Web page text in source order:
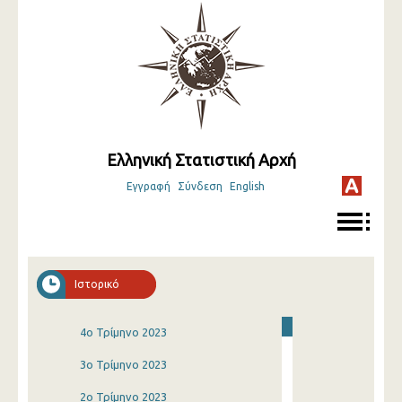
Ελληνική Στατιστική Αρχή
Εγγραφή Σύνδεση English
Ιστορικό
4o Τρίμηνο 2023
3o Τρίμηνο 2023
2o Τρίμηνο 2023